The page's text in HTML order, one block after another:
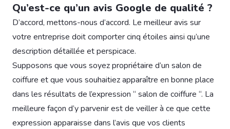
Qu’est-ce qu’un avis Google de qualité ?
D’accord, mettons-nous d’accord. Le meilleur avis sur
votre entreprise doit comporter cinq étoiles ainsi qu’une
description détaillée et perspicace.
Supposons que vous soyez propriétaire d’un salon de
coiffure et que vous souhaitiez apparaître en bonne place
dans les résultats de l’expression “ salon de coiffure “. La
meilleure façon d’y parvenir est de veiller à ce que cette
expression apparaisse dans l’avis que vos clients